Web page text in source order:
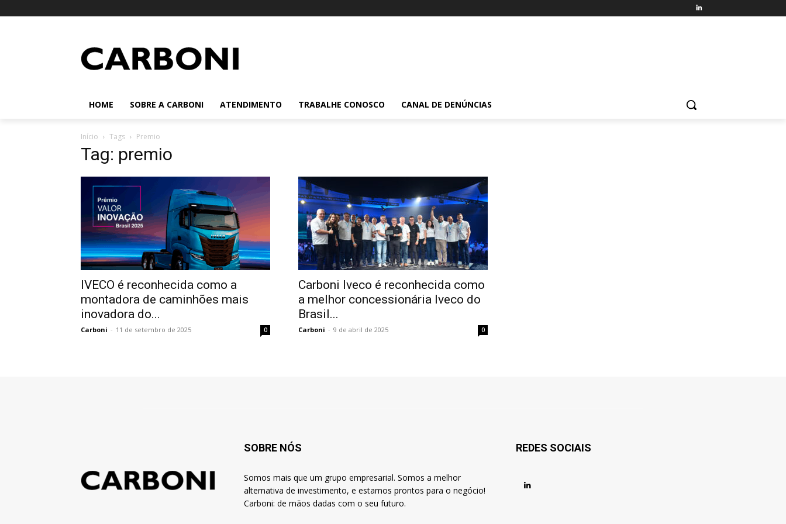
HOME SOBRE A CARBONI ATENDIMENTO TRABALHE CONOSCO CANAL DE DENÚNCIAS
Início Tags Premio
Tag: premio
IVECO é reconhecida como a
montadora de caminhões mais
inovadora do...
Carboni - 11 de setembro de 2025 0
Carboni Iveco é reconhecida como
a melhor concessionária Iveco do
Brasil...
Carboni - 9 de abril de 2025 0
SOBRE NÓS
Somos mais que um grupo empresarial. Somos a melhor
alternativa de investimento, e estamos prontos para o negócio!
Carboni: de mãos dadas com o seu futuro.
REDES SOCIAIS